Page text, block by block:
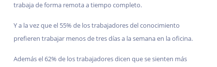
trabaja de forma remota a tiempo completo.
Y a la vez que el 55% de los trabajadores del conocimiento
prefieren trabajar menos de tres días a la semana en la oficina.
Además el 62% de los trabajadores dicen que se sienten más